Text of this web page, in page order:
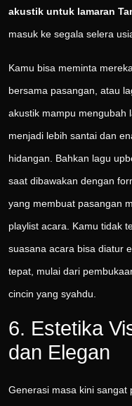
akustik untuk lamaran
masuk ke segala selera
Kamu bisa meminta
bersama pasangan, atau
akustik mampu mengubah
menjadi lebih santai dan
hidangan. Bahkan lagu
saat dibawakan dengan
yang membuat pasangan
playlist acara. Kamu tidak
suasana acara bisa diatur
tepat, mulai dari
cincin yang syahdu.
6. Estetika
dan Elegan
Generasi masa kini sangat